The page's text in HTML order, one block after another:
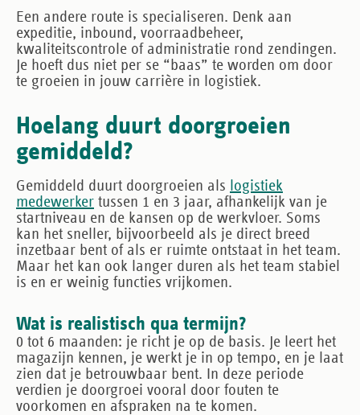
Een andere route is specialiseren. Denk aan
expeditie, inbound, voorraadbeheer,
kwaliteitscontrole of administratie rond zendingen.
Je hoeft dus niet per se “baas” te worden om door
te groeien in jouw carrière in logistiek.
Hoelang duurt doorgroeien
gemiddeld?
Gemiddeld duurt doorgroeien als logistiek
medewerker tussen 1 en 3 jaar, afhankelijk van je
startniveau en de kansen op de werkvloer. Soms
kan het sneller, bijvoorbeeld als je direct breed
inzetbaar bent of als er ruimte ontstaat in het team.
Maar het kan ook langer duren als het team stabiel
is en er weinig functies vrijkomen.
Wat is realistisch qua termijn?
0 tot 6 maanden: je richt je op de basis. Je leert het
magazijn kennen, je werkt je in op tempo, en je laat
zien dat je betrouwbaar bent. In deze periode
verdien je doorgroei vooral door fouten te
voorkomen en afspraken na te komen.